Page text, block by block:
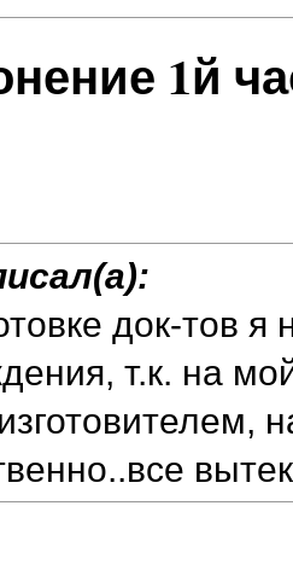
1й
док-тов я
т.к. на